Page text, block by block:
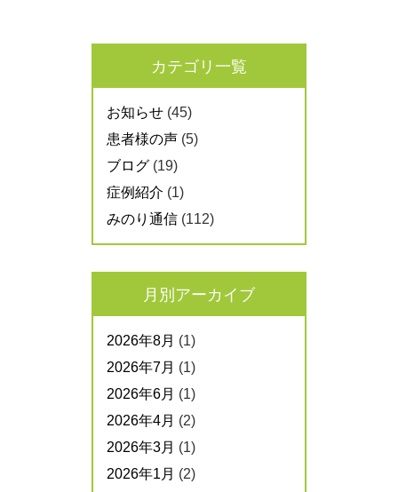
カテゴリ一覧
お知らせ (45)
患者様の声 (5)
ブログ (19)
症例紹介 (1)
みのり通信 (112)
月別アーカイブ
2026年8月 (1)
2026年7月 (1)
2026年6月 (1)
2026年4月 (2)
2026年3月 (1)
2026年1月 (2)